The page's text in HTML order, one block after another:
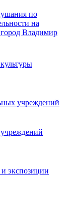
по
на
Владимир
учреждений
экспозиции